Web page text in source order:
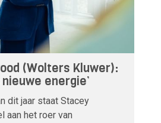
(Wolters Kluwer):
energie’
dit jaar staat Stacey
aan het roer van